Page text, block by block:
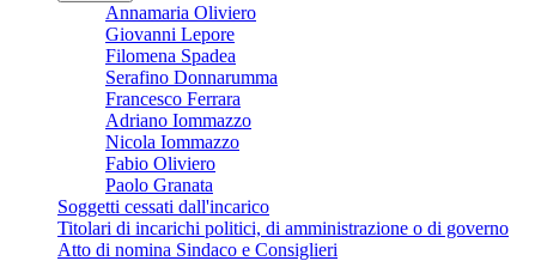
Annamaria Oliviero
Giovanni Lepore
Filomena Spadea
Serafino Donnarumma
Francesco Ferrara
Adriano Iommazzo
Nicola Iommazzo
Fabio Oliviero
Paolo Granata
Soggetti cessati dall'incarico
Titolari di incarichi politici, di amministrazione o di governo
Atto di nomina Sindaco e Consiglieri